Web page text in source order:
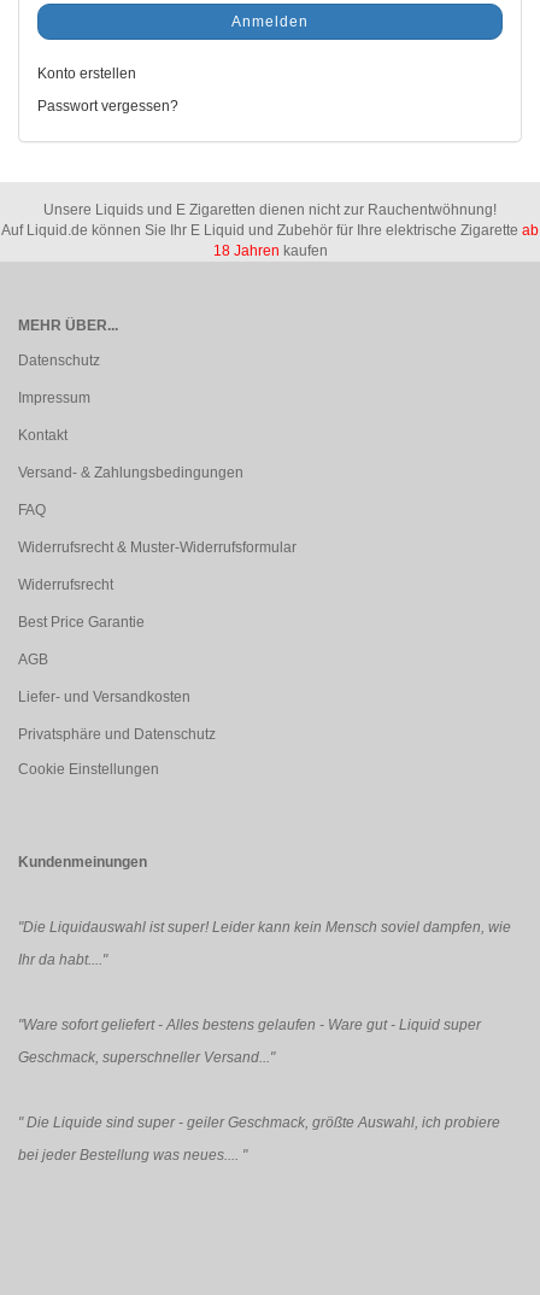
Anmelden
Konto erstellen
Passwort vergessen?
Unsere Liquids und E Zigaretten dienen nicht zur Rauchentwöhnung!
Auf Liquid.de können Sie Ihr E Liquid und Zubehör für Ihre elektrische Zigarette ab
18 Jahren kaufen
MEHR ÜBER...
Datenschutz
Impressum
Kontakt
Versand- & Zahlungsbedingungen
FAQ
Widerrufsrecht & Muster-Widerrufsformular
Widerrufsrecht
Best Price Garantie
AGB
Liefer- und Versandkosten
Privatsphäre und Datenschutz
Cookie Einstellungen
Kundenmeinungen
"Die Liquidauswahl ist super! Leider kann kein Mensch soviel dampfen, wie
Ihr da habt...."
"Ware sofort geliefert - Alles bestens gelaufen - Ware gut - Liquid super
Geschmack, superschneller Versand..."
"Die Liquide sind super - geiler Geschmack, größte Auswahl, ich probiere
bei jeder Bestellung was neues.... "